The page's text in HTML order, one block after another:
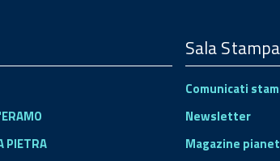
Sala Stampa
Comunicati
Newsletter
Magazine